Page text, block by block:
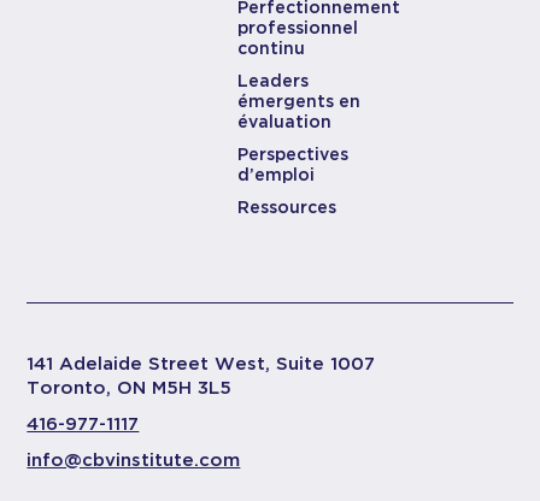
Perfectionnement
professionnel
continu
Leaders
émergents en
évaluation
Perspectives
d’emploi
Ressources
141 Adelaide Street West, Suite 1007
Toronto, ON M5H 3L5
416-977-1117
info@cbvinstitute.com